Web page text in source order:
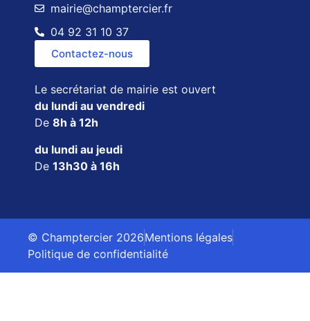
mairie@champtercier.fr
04 92 31 10 37
Contactez-nous
Le secrétariat de mairie est ouvert
du lundi au vendredi
De 8h à 12h
du lundi au jeudi
De 13h30 à 16h
© Champtercier 2026Mentions légales
Politique de confidentialité